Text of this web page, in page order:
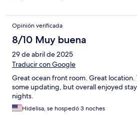
Opinión verificada
8/10 Muy buena
29 de abril de 2025
Traducir con Google
Great ocean front room. Great
some updating, but overall enjoyed
nights.
Hidelisa, se hospedó 3 noches